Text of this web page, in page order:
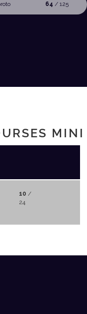
64 / 125
MINI
10 /
24